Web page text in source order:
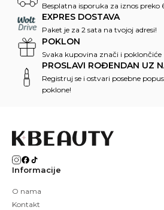
Besplatna isporuka za iznos preko
EXPRES DOSTAVA
Paket je za 2 sata na tvojoj adresi!
POKLON
Svaka kupovina znači i poklončiće
PROSLAVI ROĐENDAN UZ
Registruj se i ostvari posebne
poklone!
Informacije
O nama
Kontakt